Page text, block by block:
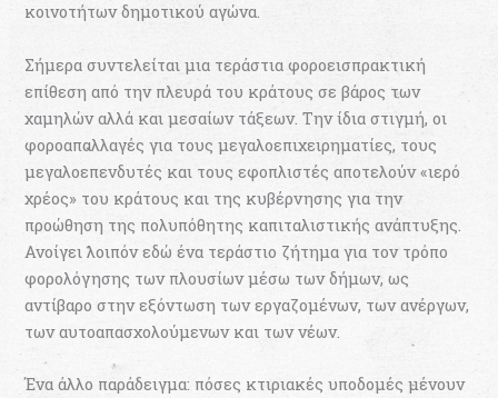
κοινοτήτων δηµοτικού αγώνα.
Σήµερα συντελείται µια τεράστια φοροεισπρακτική
επίθεση από την πλευρά του κράτους σε βάρος των
χαµηλών αλλά και µεσαίων τάξεων. Την ίδια στιγµή, οι
φοροαπαλλαγές για τους µεγαλοεπιχειρηµατίες, τους
µεγαλοεπενδυτές και τους εφοπλιστές αποτελούν «ιερό
χρέος» του κράτους και της κυβέρνησης για την
προώθηση της πολυπόθητης καπιταλιστικής ανάπτυξης.
Ανοίγει λοιπόν εδώ ένα τεράστιο ζήτηµα για τον τρόπο
φορολόγησης των πλουσίων µέσω των δήµων, ως
αντίβαρο στην εξόντωση των εργαζοµένων, των ανέργων,
των αυτοαπασχολούµενων και των νέων.
Ένα άλλο παράδειγμα: πόσες κτιριακές υποδοµές µένουν